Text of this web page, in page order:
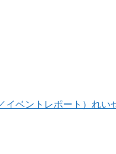
イベントレポート）れ